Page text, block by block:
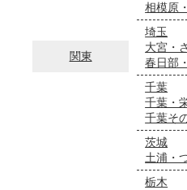
関東
相模原
埼玉
大宮・
春日部
千葉
千葉・
千葉そ
茨城
土浦・
栃木